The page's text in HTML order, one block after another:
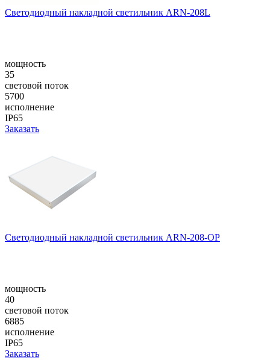
Светодиодный накладной светильник ARN-208L
мощность
35
световой поток
5700
исполнение
IP65
Заказать
Светодиодный накладной светильник ARN-208-OP
мощность
40
световой поток
6885
исполнение
IP65
Заказать